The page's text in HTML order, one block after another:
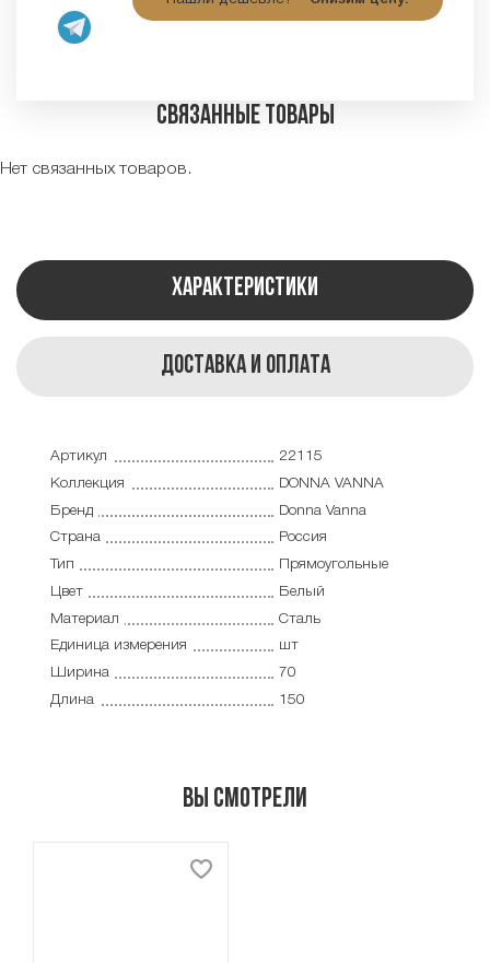
Связанные товары
Нет связанных товаров.
Характеристики
Доставка и оплата
Артикул
22115
Коллекция
DONNA VANNA
Бренд
Donna Vanna
Страна
Россия
Тип
Прямоугольные
Цвет
Белый
Материал
Сталь
Единица измерения
шт
Ширина
70
Длина
150
Вы смотрели